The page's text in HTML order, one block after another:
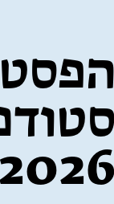
בכורה
ולכל המשפחה
על פופים
אנגלית לקטנטנים
אנגלית לכל
2026